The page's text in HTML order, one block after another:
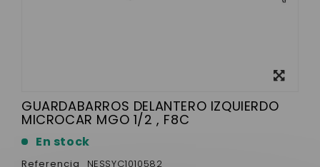
GUARDABARROS DELANTERO IZQUIERDO
MICROCAR MGO 1/2 , F8C
En stock
Referencia NESSYC1010582